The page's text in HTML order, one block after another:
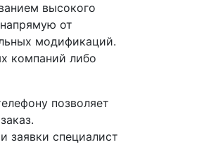
высокого
от
модификаций.
компаний либо
позволяет
заявки специалист